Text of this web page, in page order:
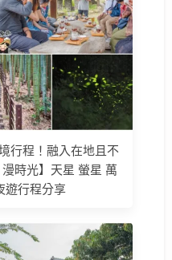
行程！融入在地且不
時光】天星 螢星 萬
遊行程分享